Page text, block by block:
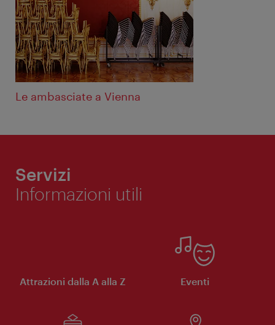
Le ambasciate a Vienna
Servizi
Informazioni utili
Attrazioni dalla A alla Z Eventi